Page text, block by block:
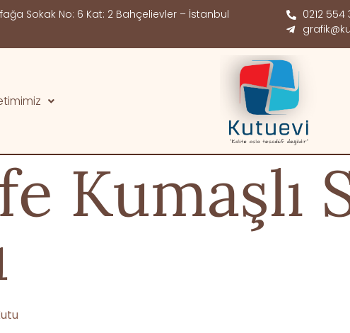
Sokak No: 6 Kat: 2 Bahçelievler – İstanbul 0212 554
Kumaşlı